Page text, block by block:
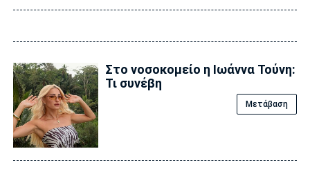
Στο νοσοκομείο η Ιωάννα Τούνη:
Τι συνέβη
Μετάβαση